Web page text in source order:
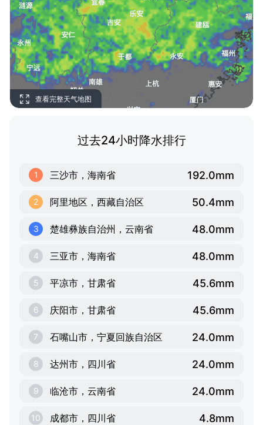
查看完整天气地图
过去24小时降水排行
1 三沙市，海南省 192.0mm
2 阿里地区，西藏自治区 50.4mm
3 楚雄彝族自治州，云南省 48.0mm
4 三亚市，海南省 48.0mm
5 平凉市，甘肃省 45.6mm
6 庆阳市，甘肃省 45.6mm
7 石嘴山市，宁夏回族自治区 24.0mm
8 达州市，四川省 24.0mm
9 临沧市，云南省 24.0mm
10 成都市，四川省 4.8mm